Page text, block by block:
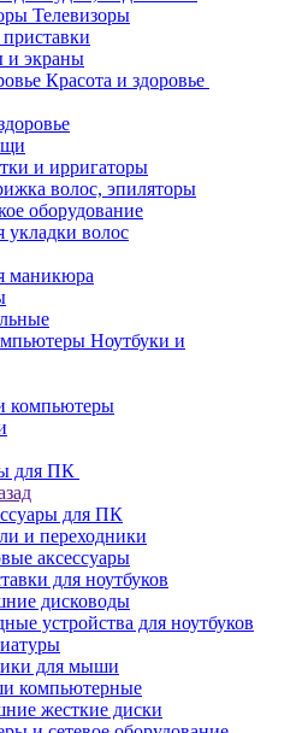
Телевизоры
и экраны
Красота и здоровье
и ирригаторы
волос, эпиляторы
оборудование
укладки волос
маникюра
Ноутбуки и
компьютеры
для ПК
для ПК
и переходники
аксессуары
для ноутбуков
дисководы
устройства для ноутбуков
для мыши
компьютерные
жесткие диски